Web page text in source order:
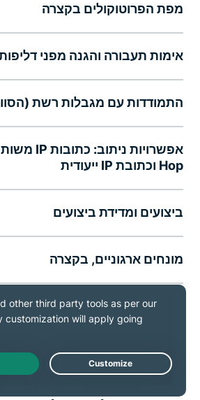
מפת הפרוטוקולים בקצרה
אימות תעבורה והגנה מפני
התמודדות עם מגבלות רשת
Hop וכתובת IP ייעודית
ביצועים ומדידת ביצועים
מונחים ארגוניים, בקצרה